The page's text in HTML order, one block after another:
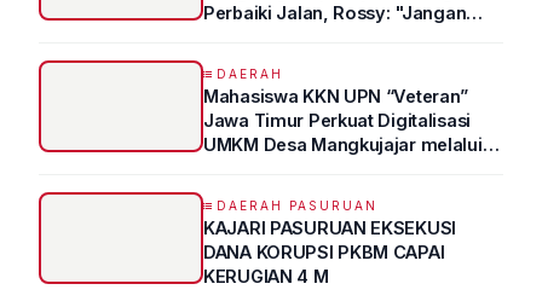
Perbaiki Jalan, Rossy: "Jangan
DAERAH
Mahasiswa KKN UPN “Veteran”
Jawa Timur Perkuat Digitalisasi
UMKM Desa Mangkujajar melalui
DAERAH PASURUAN
KAJARI PASURUAN EKSEKUSI
DANA KORUPSI PKBM CAPAI
KERUGIAN 4 M